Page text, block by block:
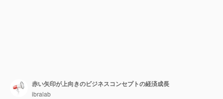
赤い矢印が上向きのビジネスコンセプトの経済成長
ibralab